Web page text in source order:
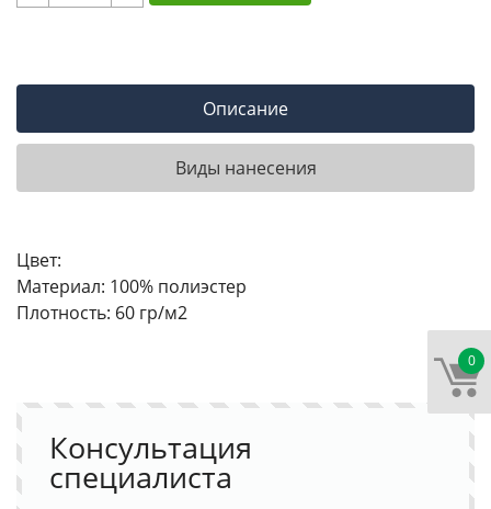
0
Описание
Виды нанесения
Цвет:
Материал: 100% полиэстер
Плотность: 60 гр/м2
Консультация
специалиста